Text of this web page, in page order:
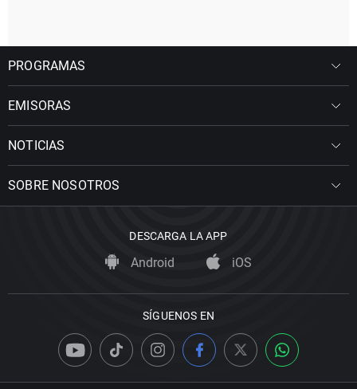
PROGRAMAS
EMISORAS
NOTICIAS
SOBRE NOSOTROS
DESCARGA LA APP
Android iOS
SÍGUENOS EN